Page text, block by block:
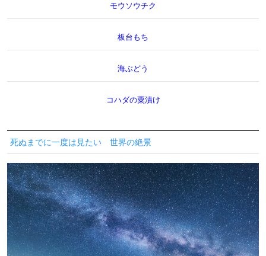
モウソウチク
板台もち
海ぶどう
コハダの粟漬け
死ぬまでに一度は見たい 世界の絶景